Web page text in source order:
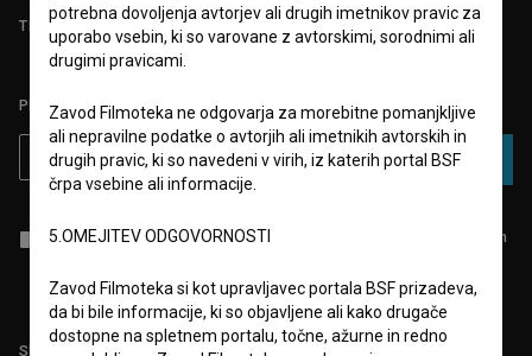
TEST FUNKCIONALNOSTI
PRIJAVITE SE NA BSF NOVIČNIK:
PRIJAVA
Sprejemamsplošne pogojein dajem
za zbiranje, hrambo in
Sledite nam na:
potrebna dovoljenja avtorjev ali drugih imetnikov pravic za
uporabo vsebin, ki so varovane z avtorskimi, sorodnimi ali
drugimi pravicami.
Zavod Filmoteka ne odgovarja za morebitne pomanjkljive
ali nepravilne podatke o avtorjih ali imetnikih avtorskih in
drugih pravic, ki so navedeni v virih, iz katerih portal BSF
črpa vsebine ali informacije.
5.OMEJITEV ODGOVORNOSTI
Zavod Filmoteka si kot upravljavec portala BSF prizadeva,
da bi bile informacije, ki so objavljene ali kako drugače
dostopne na spletnem portalu, točne, ažurne in redno